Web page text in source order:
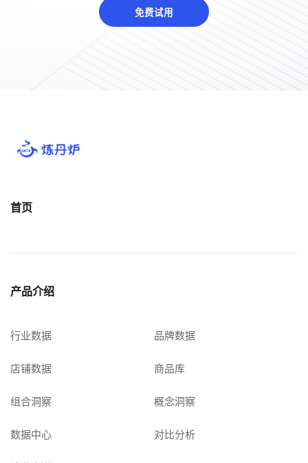
免费试用
首页
产品介绍
行业数据 品牌数据
店铺数据 商品库
组合洞察 概念洞察
数据中心 对比分析